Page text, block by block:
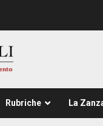
Rubriche La